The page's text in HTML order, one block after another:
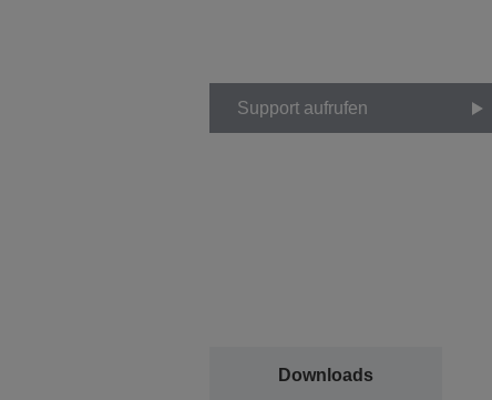
Support aufrufen
Downloads